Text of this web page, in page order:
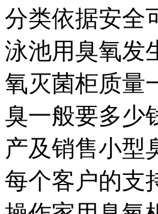
分类依据安全
泳池用臭氧发
氧灭菌柜质量
臭一般要多少
产及销售小型
每个客户的支